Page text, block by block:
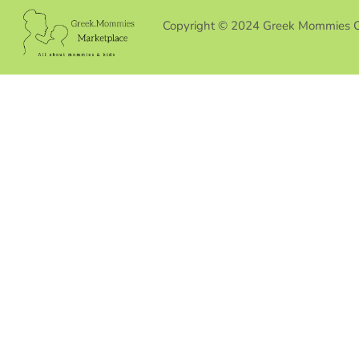
Copyright © 2024 Greek Mommies